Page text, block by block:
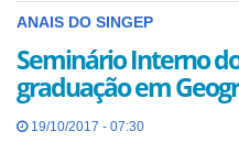
ANAIS DO SINGEP
Seminário Interno
graduação em
19/10/2017 - 07:30